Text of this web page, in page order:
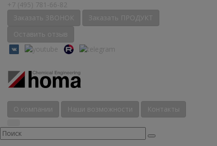
+7 (495) 781-66-82
Заказать ЗВОНОК
Заказать ПРОДУКТ
Оставить отзыв
О компании Наши возможности Контакты